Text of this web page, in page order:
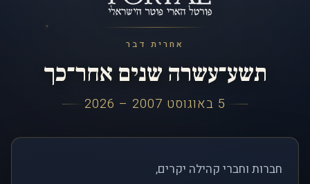
אחרית דבר
תשע־עשרה שנים אחר־כך
5 באוגוסט 2007 – 2026
חברות וחברי קהילה יקרים,